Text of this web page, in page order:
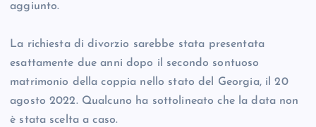
aggiunto.
La richiesta di divorzio sarebbe stata presentata
esattamente due anni dopo il secondo sontuoso
matrimonio della coppia nello stato del Georgia, il 20
agosto 2022. Qualcuno ha sottolineato che la data non
è stata scelta a caso.